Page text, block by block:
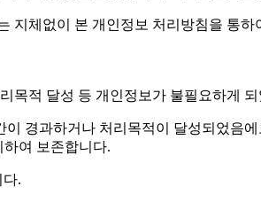
지체없이 본 개인정보 처리방침을 통하
목적 달성 등 개인정보가 불필요하게
경과하거나 처리목적이 달성되었음
여 보존합니다.
.